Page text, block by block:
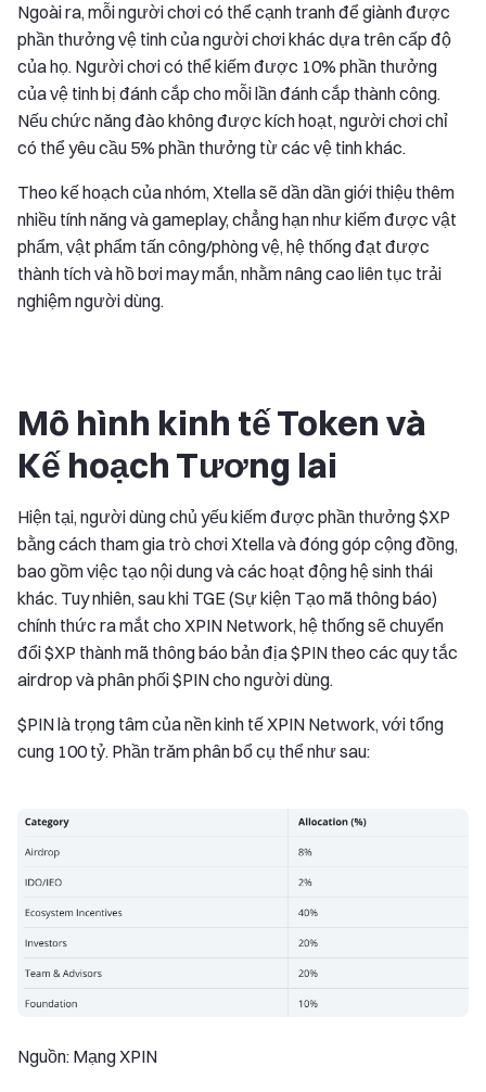
Ngoài ra, mỗi người chơi có thể cạnh tranh để giành được
phần thưởng vệ tinh của người chơi khác dựa trên cấp độ
của họ. Người chơi có thể kiếm được 10% phần thưởng
của vệ tinh bị đánh cắp cho mỗi lần đánh cắp thành công.
Nếu chức năng đào không được kích hoạt, người chơi chỉ
có thể yêu cầu 5% phần thưởng từ các vệ tinh khác.
Theo kế hoạch của nhóm, Xtella sẽ dần dần giới thiệu thêm
nhiều tính năng và gameplay, chẳng hạn như kiếm được vật
phẩm, vật phẩm tấn công/phòng vệ, hệ thống đạt được
thành tích và hồ bơi may mắn, nhằm nâng cao liên tục trải
nghiệm người dùng.
Mô hình kinh tế Token và
Kế hoạch Tương lai
Hiện tại, người dùng chủ yếu kiếm được phần thưởng $XP
bằng cách tham gia trò chơi Xtella và đóng góp cộng đồng,
bao gồm việc tạo nội dung và các hoạt động hệ sinh thái
khác. Tuy nhiên, sau khi TGE (Sự kiện Tạo mã thông báo)
chính thức ra mắt cho XPIN Network, hệ thống sẽ chuyển
đổi $XP thành mã thông báo bản địa $PIN theo các quy tắc
airdrop và phân phối $PIN cho người dùng.
$PIN là trọng tâm của nền kinh tế XPIN Network, với tổng
cung 100 tỷ. Phần trăm phân bổ cụ thể như sau:
Nguồn: Mạng XPIN